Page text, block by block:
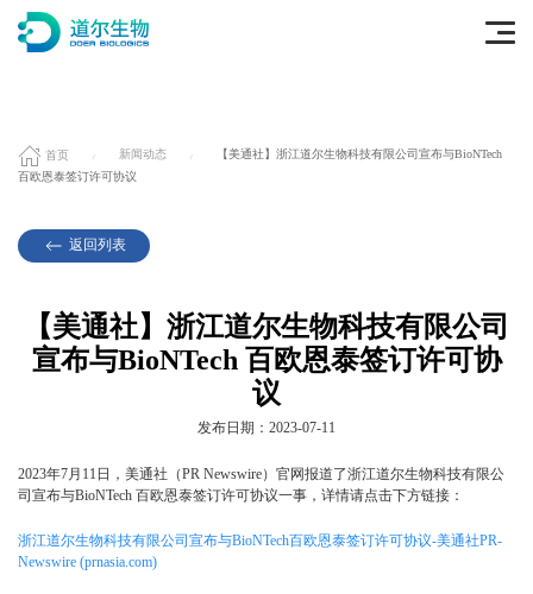
首页 新闻动态
【美通社】浙江道尔生物科技有限公司宣布与BioNTech
百欧恩泰签订许可协议
返回列表
【美通社】浙江道尔生物科技有限公司
宣布与BioNTech 百欧恩泰签订许可协
议
发布日期：2023-07-11
2023年7月11日，美通社（PR Newswire）官网报道了浙江道尔生物科技有限公
司宣布与BioNTech 百欧恩泰签订许可协议一事，详情请点击下方链接：
浙江道尔生物科技有限公司宣布与BioNTech百欧恩泰签订许可协议-美通社PR-
Newswire (prnasia.com)